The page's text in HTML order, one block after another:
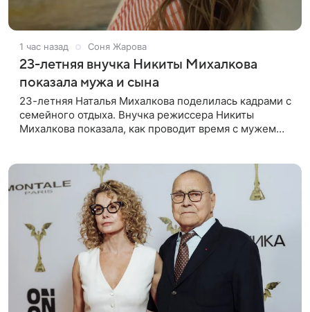
1 час назад Соня Жарова
23-летняя внучка Никиты Михалкова
показала мужа и сына
23-летняя Наталья Михалкова поделилась кадрами с
семейного отдыха. Внучка режиссера Никиты
Михалкова показала, как проводит время с мужем